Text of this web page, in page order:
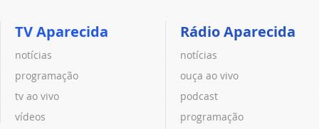
TV Aparecida
notícias
programação
tv ao vivo
vídeos
Rádio Aparecida
notícias
ouça ao vivo
podcast
programação